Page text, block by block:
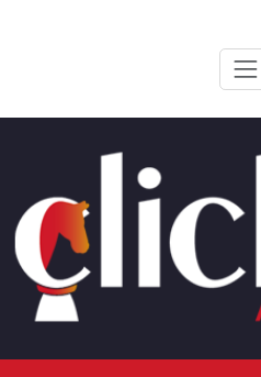
ClickerAcademie